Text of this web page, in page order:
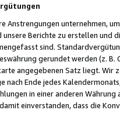
unternehmen,
Berichte zu erstellen und
sind.
gerundet werden (z.
angegebenen Satz liegt.
nach Ende jedes
in einer anderen
einverstanden, dass die